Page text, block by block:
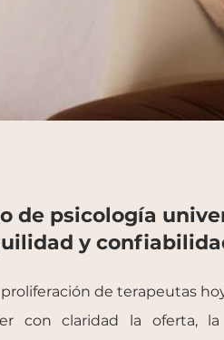
de psicología
y
de terapeutas
con claridad la oferta,